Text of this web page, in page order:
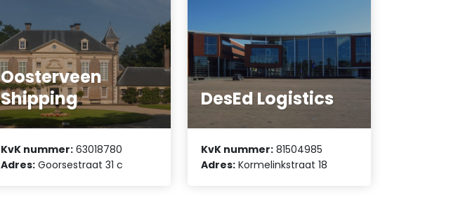
Oosterveen
Shipping
KvK nummer: 63018780
Adres: Goorsestraat 31 c
DesEd Logistics
KvK nummer: 81504985
Adres: Kormelinkstraat 18